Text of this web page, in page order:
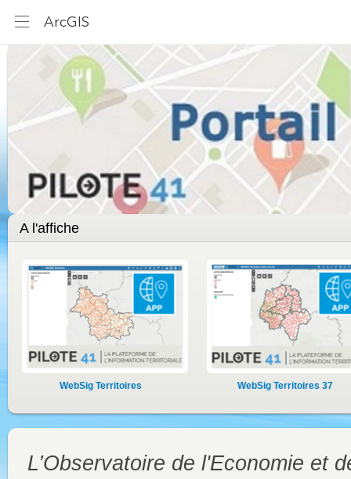
ArcGIS
A l'affiche
WebSig Territoires WebSig Territoires 37
L’Observatoire de l'Economie et